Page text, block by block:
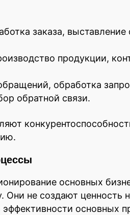
заказа, выставление
продукции,
обработка
обратной связи.
основных
не создают ценность
основных